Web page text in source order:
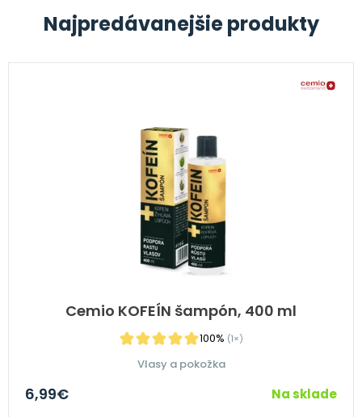
Najpredávanejšie produkty
Cemio KOFEÍN šampón, 400 ml
100% (1×)
Vlasy a pokožka
6,99€ Na sklade